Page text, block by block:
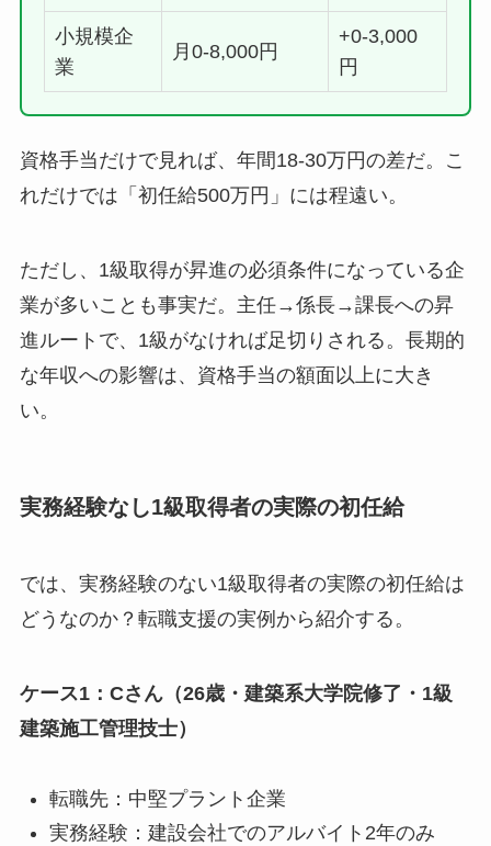
小規模企
業
月0-8,000円
+0-3,000
円
資格手当だけで見れば、年間18-30万円の差だ。こ
れだけでは「初任給500万円」には程遠い。
ただし、1級取得が昇進の必須条件になっている企
業が多いことも事実だ。主任→係長→課長への昇
進ルートで、1級がなければ足切りされる。長期的
な年収への影響は、資格手当の額面以上に大き
い。
実務経験なし1級取得者の実際の初任給
では、実務経験のない1級取得者の実際の初任給は
どうなのか？転職支援の実例から紹介する。
ケース1：Cさん（26歳・建築系大学院修了・1級
建築施工管理技士）
転職先：中堅プラント企業
実務経験：建設会社でのアルバイト2年のみ